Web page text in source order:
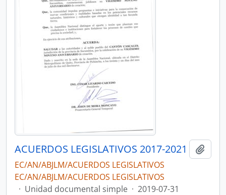
ACUERDOS LEGISLATIVOS 2017-2021
EC/AN/ABJLM/ACUERDOS LEGISLATIVOS
EC/AN/ABJLM/ACUERDOS LEGISLATIVOS
· Unidad documental simple · 2019-07-31